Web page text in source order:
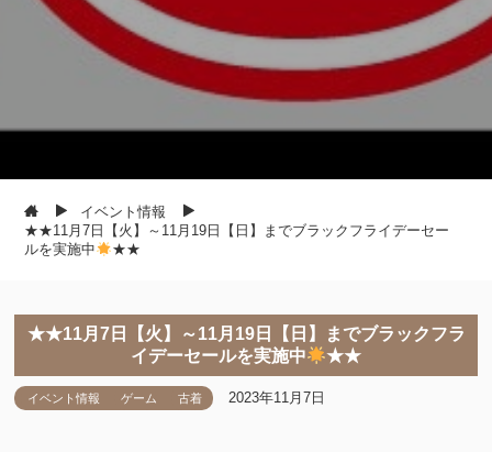
イベント情報
★★11月7日【火】～11月19日【日】までブラックフライデーセー
ルを実施中
★★
★★11月7日【火】～11月19日【日】までブラックフラ
イデーセールを実施中
★★
イベント情報 ゲーム 古着 2023年11月7日